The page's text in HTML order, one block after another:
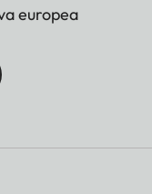
europea